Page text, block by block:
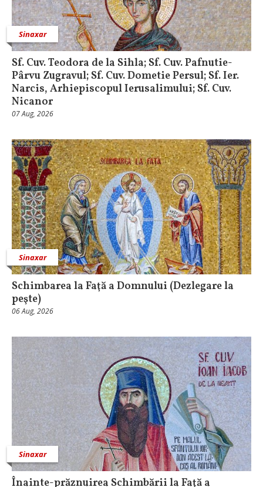
Sinaxar
Sf. Cuv. Teodora de la Sihla; Sf. Cuv. Pafnutie-
Pârvu Zugravul; Sf. Cuv. Dometie Persul; Sf. Ier.
Narcis, Arhiepiscopul Ierusalimului; Sf. Cuv.
Nicanor
07 Aug, 2026
Sinaxar
Schimbarea la Faţă a Domnului (Dezlegare la
peşte)
06 Aug, 2026
Sinaxar
Înainte-prăznuirea Schimbării la Faţă a